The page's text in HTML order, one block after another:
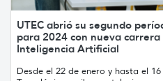
UTEC abrió su segundo
para 2024 con nueva
Inteligencia Artificial
Desde el 22 de enero y hasta el